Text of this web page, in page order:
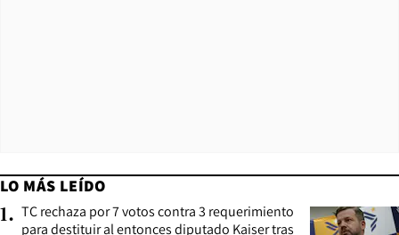
LO MÁS LEÍDO
1. TC rechaza por 7 votos contra 3 requerimiento
para destituir al entonces diputado Kaiser tras